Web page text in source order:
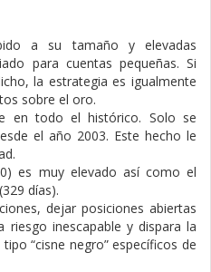
a su tamaño y elevadas
para cuentas pequeñas. Si
la estrategia es igualmente
sobre el oro.
en todo el histórico. Solo se
el año 2003. Este hecho le
es muy elevado así como el
días).
dejar posiciones abiertas
riesgo inescapable y dispara la
“cisne negro” específicos de